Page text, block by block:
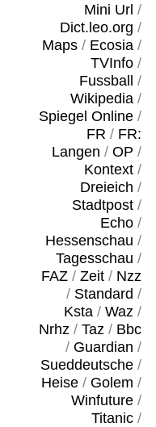
Mini Url /
Dict.leo.org /
Maps/ Ecosia/
TVInfo/
Fussball
/
Wikipedia/
Spiegel Online/
FR / FR:
Langen / OP /
Kontext/
Dreieich /
Stadtpost/
Echo/
Hessenschau /
Tagesschau /
FAZ/ Zeit/ Nzz
/ Standard /
Ksta/ Waz/
Nrhz/ Taz/ Bbc
/ Guardian /
Sueddeutsche/
Heise/ Golem /
Winfuture/
Titanic/